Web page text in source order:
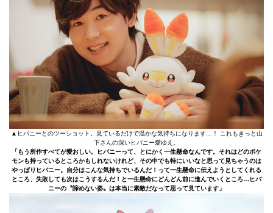
▲ヒバニーとのツーショット。見ているだけで温かな気持ちになります…！ これもきっと山
下さんの深いヒバニー愛ゆえ。
「もう所作すべてが愛おしい。ヒバニーって、とにかく一生懸命なんです。それはどのポケ
モンも持っているところかもしれないけれど、その中でも特にいいなと思って見ちゃうのは
やっぱりヒバニー。自分はこんな気持ちでいるんだ！って一生懸命に伝えようとしてくれる
ところ、失敗しても次はこうするんだ！と一生懸命にどんどん前に進んでいくところ…ヒバ
ニーの〝諦めない姿〟は本当に素敵だなって思って見ています」